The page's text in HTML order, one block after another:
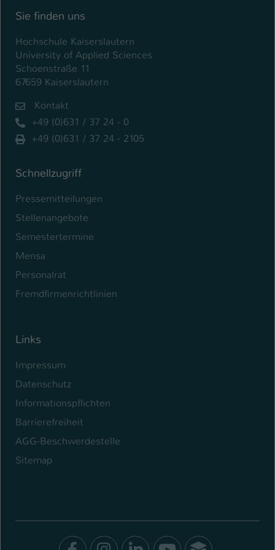
Sie finden uns
Hochschule Kaiserslautern
University of Applied Sciences
Schoenstraße 11
67659 Kaiserslautern
Kontakt
+49 (0)631 / 37 24 - 0
+49 (0)631 / 37 24 - 2105
Schnellzugriff
Pressemitteilungen
Stellenangebote
Semestertermine
Mensa
Personalrat
Fremdfirmenrichtlinien
Links
Impressum
Datenschutz
Informationspflichten
Barrierefreiheit
AGG-Beschwerdestelle
Sitemap